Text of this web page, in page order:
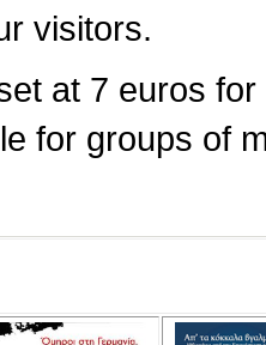
visitors.
at 7 euros
for groups of